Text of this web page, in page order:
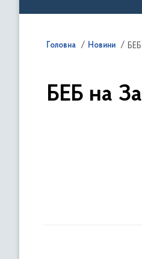
Головна Новини БЕБ
БЕБ на